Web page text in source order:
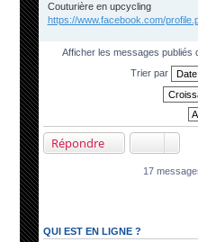
Couturière en upcycling
https://www.facebook.com/
Afficher les messages publiés
Trier par
Répondre
17
QUI EST EN LIGNE ?